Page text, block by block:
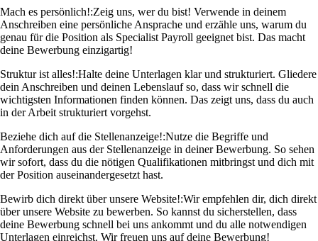
Mach es persönlich!:Zeig uns, wer du bist! Verwende in deinem
Anschreiben eine persönliche Ansprache und erzähle uns, warum du
genau für die Position als Specialist Payroll geeignet bist. Das macht
deine Bewerbung einzigartig!
Struktur ist alles!:Halte deine Unterlagen klar und strukturiert. Gliedere
dein Anschreiben und deinen Lebenslauf so, dass wir schnell die
wichtigsten Informationen finden können. Das zeigt uns, dass du auch
in der Arbeit strukturiert vorgehst.
Beziehe dich auf die Stellenanzeige!:Nutze die Begriffe und
Anforderungen aus der Stellenanzeige in deiner Bewerbung. So sehen
wir sofort, dass du die nötigen Qualifikationen mitbringst und dich mit
der Position auseinandergesetzt hast.
Bewirb dich direkt über unsere Website!:Wir empfehlen dir, dich direkt
über unsere Website zu bewerben. So kannst du sicherstellen, dass
deine Bewerbung schnell bei uns ankommt und du alle notwendigen
Unterlagen einreichst. Wir freuen uns auf deine Bewerbung!